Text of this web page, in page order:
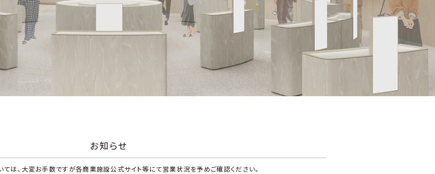
すべての商品から探す
お知らせ
は、大変お手数ですが各商業施設公式サイト等にて営業状況を予めご確認ください。